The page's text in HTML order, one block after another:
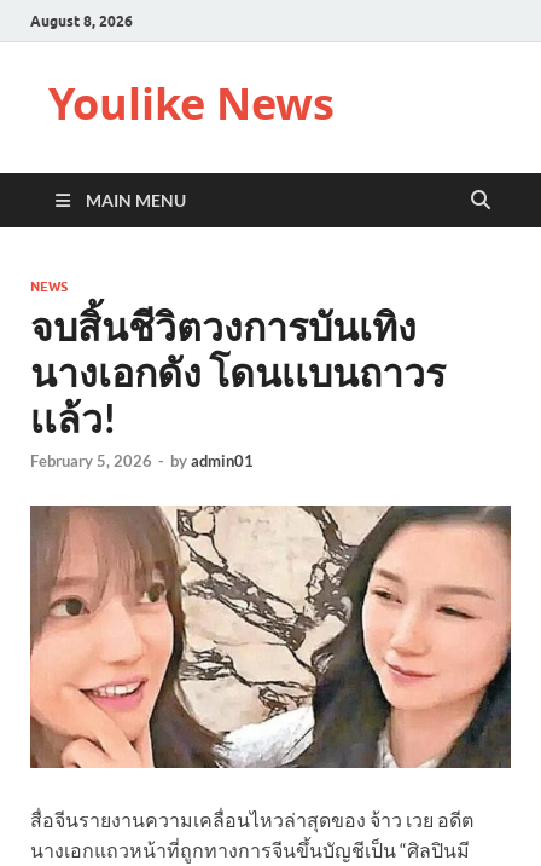
August 8, 2026
Youlike News
MAIN MENU
NEWS
จบสิ้นชีวิตวงการบันเทิง
นางเอกดัง โดนเเบนถาวร
เเล้ว!
February 5, 2026 - byadmin01
สื่อจีนรายงานความเคลื่อนไหวล่าสุดของ จ้าว เวย อดีต
นางเอกแถวหน้าที่ถูกทางการจีนขึ้นบัญชีเป็น “ศิลปินมี